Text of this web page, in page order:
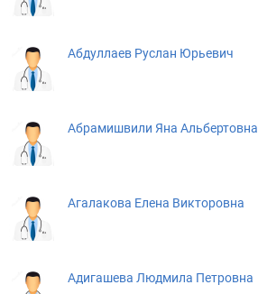
Абдуллаев Руслан Юрьевич
Абрамишвили Яна Альбертовна
Агалакова Елена Викторовна
Адигашева Людмила Петровна